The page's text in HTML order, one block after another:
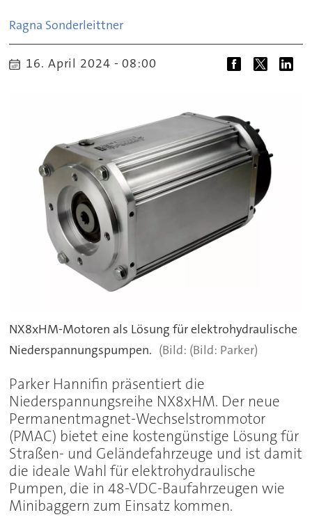
Ragna Sonderleittner
16. April 2024 - 08:00
NX8xHM-Motoren als Lösung für elektrohydraulische
Niederspannungspumpen.
(Bild: Parker)
Parker Hannifin präsentiert die
Niederspannungsreihe NX8xHM. Der neue
Permanentmagnet-Wechselstrommotor
(PMAC) bietet eine kostengünstige Lösung für
Straßen- und Geländefahrzeuge und ist damit
die ideale Wahl für elektrohydraulische
Pumpen, die in 48-VDC-Baufahrzeugen wie
Minibaggern zum Einsatz kommen.